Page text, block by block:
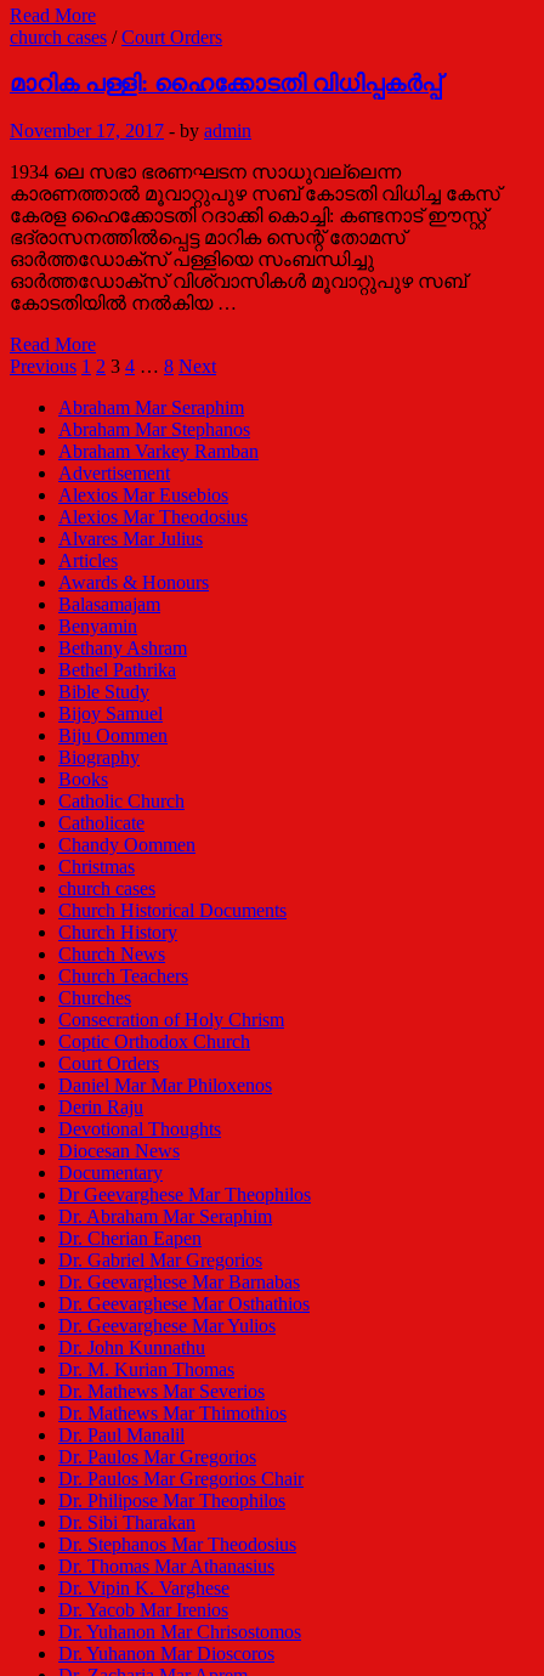
Ahmedabad
Diocese
Mar
releases
new
unique
liturgical
calendar
for
2017-
18
Read More
church cases /Court Orders
മാറിക പള്ളി: ഹൈക്കോടതി വിധിപ്പകര്‍പ്പ്‌
November 17, 2017 - by admin
1934 ലെ സഭാ ഭരണഘടന സാധുവല്ലെന്ന
കാരണത്താല്‍ മൂവാറ്റുപുഴ സബ് കോടതി വിധിച്ച കേസ്
കേരള ഹൈക്കോടതി റദാക്കി കൊച്ചി: കണ്ടനാട് ഈസ്റ്റ്‌
ഭദ്രാസനത്തില്‍പ്പെട്ട മാറിക സെന്റ് തോമസ്‌
ഓര്‍ത്തഡോക്സ് പള്ളിയെ സംബന്ധിച്ചു
ഓര്‍ത്തഡോക്സ് വിശ്വാസികള്‍ മൂവാറ്റുപുഴ സബ്
കോടതിയില്‍ നല്‍കിയ …
മാറിക
പള്ളി:
വിധിപ്പകര്‍പ്പ്‌
Read More
Posts
pagination
Previous 1 2 3 4 … 8 Next
Abraham Mar Seraphim
Abraham Mar Stephanos
Abraham Varkey Ramban
Advertisement
Alexios Mar Eusebios
Alexios Mar Theodosius
Alvares Mar Julius
Articles
Awards & Honours
Balasamajam
Benyamin
Bethany Ashram
Bethel Pathrika
Bible Study
Bijoy Samuel
Biju Oommen
Biography
Books
Catholic Church
Catholicate
Chandy Oommen
Christmas
church cases
Church Historical Documents
Church History
Church News
Church Teachers
Churches
Consecration of Holy Chrism
Coptic Orthodox Church
Court Orders
Daniel Mar Mar Philoxenos
Derin Raju
Devotional Thoughts
Diocesan News
Documentary
Dr Geevarghese Mar Theophilos
Dr. Abraham Mar Seraphim
Dr. Cherian Eapen
Dr. Gabriel Mar Gregorios
Dr. Geevarghese Mar Barnabas
Dr. Geevarghese Mar Osthathios
Dr. Geevarghese Mar Yulios
Dr. John Kunnathu
Dr. M. Kurian Thomas
Dr. Mathews Mar Severios
Dr. Mathews Mar Thimothios
Dr. Paul Manalil
Dr. Paulos Mar Gregorios
Dr. Paulos Mar Gregorios Chair
Dr. Philipose Mar Theophilos
Dr. Sibi Tharakan
Dr. Stephanos Mar Theodosius
Dr. Thomas Mar Athanasius
Dr. Vipin K. Varghese
Dr. Yacob Mar Irenios
Dr. Yuhanon Mar Chrisostomos
Dr. Yuhanon Mar Dioscoros